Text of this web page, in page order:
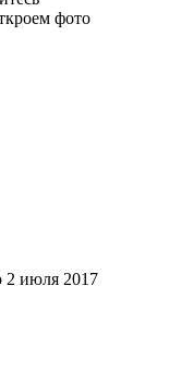
фото
2 июля 2017